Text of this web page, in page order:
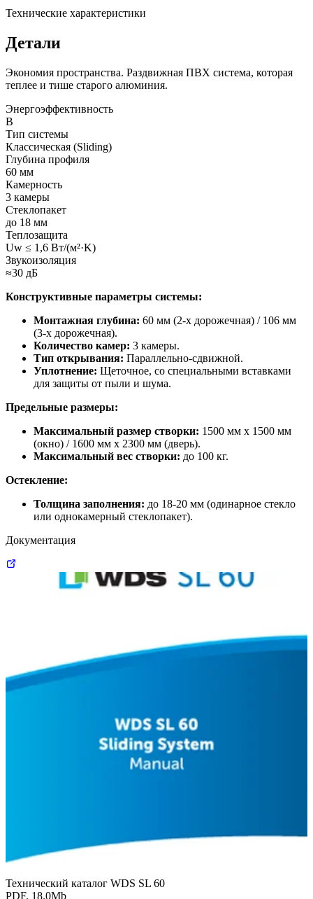
Технические характеристики
Детали
Экономия пространства. Раздвижная ПВХ система, которая
теплее и тише старого алюминия.
Энергоэффективность
B
Тип системы
Классическая (Sliding)
Глубина профиля
60 мм
Камерность
3 камеры
Стеклопакет
до 18 мм
Теплозащита
Uw ≤ 1,6 Вт/(м²·K)
Звукоизоляция
≈30 дБ
Конструктивные параметры системы:
Монтажная глубина: 60 мм (2-х дорожечная) / 106 мм
(3-х дорожечная).
Количество камер: 3 камеры.
Тип открывания: Параллельно-сдвижной.
Уплотнение: Щеточное, со специальными вставками
для защиты от пыли и шума.
Предельные размеры:
Максимальный размер створки: 1500 мм х 1500 мм
(окно) / 1600 мм х 2300 мм (дверь).
Максимальный вес створки: до 100 кг.
Остекление:
Толщина заполнения: до 18-20 мм (одинарное стекло
или однокамерный стеклопакет).
Документация
Технический каталог WDS SL 60
PDF. 18.0Mb